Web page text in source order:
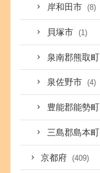
岸和田市 (8)
貝塚市 (1)
泉南郡熊取町
泉佐野市 (4)
豊能郡能勢町
三島郡島本町
京都府 (409)